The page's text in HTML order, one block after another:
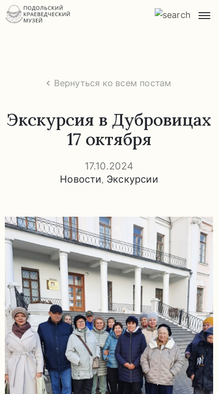
экскурсии
задаваемые
вопросы
Документы
Контакты
Вернуться ко всем постам
Экскурсия в Дубровицах
17 октября
17.10.2024
Новости‚ Экскурсии